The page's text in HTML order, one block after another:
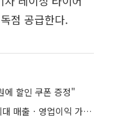
점 공급한다.
에 할인 쿠폰 증정"
전기차 공들인 한국타이어, 작년 최대 매출ㆍ영업이익 가시화